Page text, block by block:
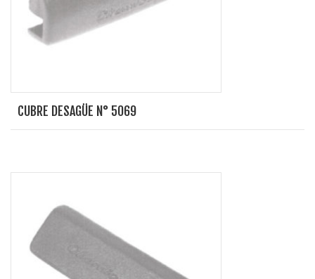
CUBRE DESAGÜE N° 5069